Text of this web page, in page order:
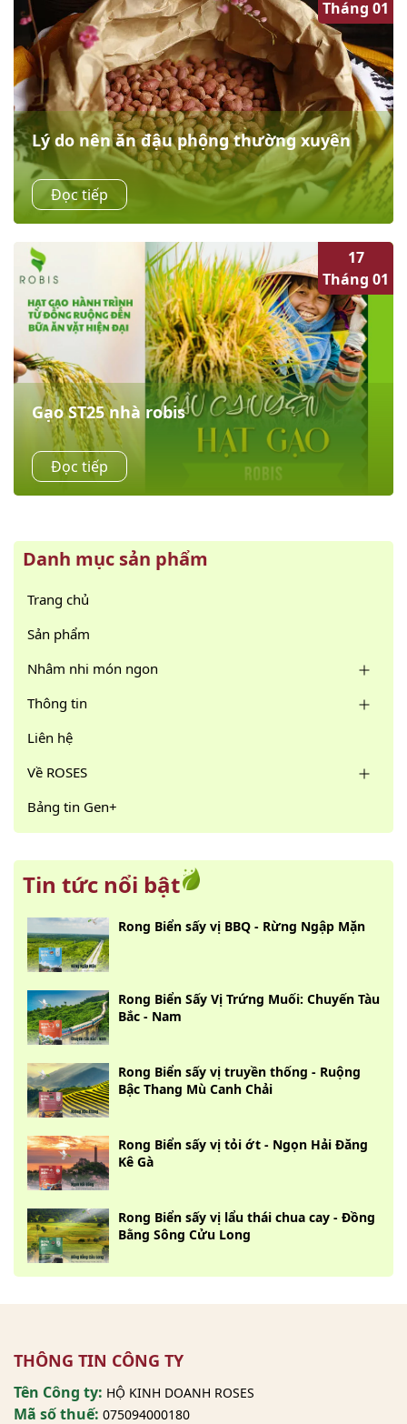
Tháng 01
Lý do nên ăn đậu phộng thường xuyên
Đậu phộng giàu protein, chất béo lành mạnh, nhiều
loại vitamin và khoáng chất, góp phần tăng cường sức
khỏe tim mạch, phục hồi cơ bắp sau tập luyện. Bổ
sung...
Đọc tiếp
17
Tháng 01
Gạo ST25 nhà robis
HẠT GẠO HÀNH TRÌNH TỪ ĐỒNG RUỘNG ĐẾN BỮA ĂN
VẶT HIỆN ĐẠI Bạn đã từng nghĩ hạt gạo chỉ dành cho
bữa cơm gia đình? Hãy thử một lần “đổi...
Đọc tiếp
Danh mục sản phẩm
Trang chủ
Sản phẩm
Nhâm nhi món ngon
Thông tin
Liên hệ
Về ROSES
Bảng tin Gen+
Tin tức nổi bật
Rong Biển sấy vị BBQ - Rừng Ngập Mặn
Rong Biển Sấy Vị Trứng Muối: Chuyến Tàu
Bắc - Nam
Rong Biển sấy vị truyền thống - Ruộng
Bậc Thang Mù Canh Chải
Rong Biển sấy vị tỏi ớt - Ngọn Hải Đăng
Kê Gà
Rong Biển sấy vị lẩu thái chua cay - Đồng
Bằng Sông Cửu Long
THÔNG TIN CÔNG TY
Tên Công ty: HỘ KINH DOANH ROSES
Mã số thuế: 075094000180